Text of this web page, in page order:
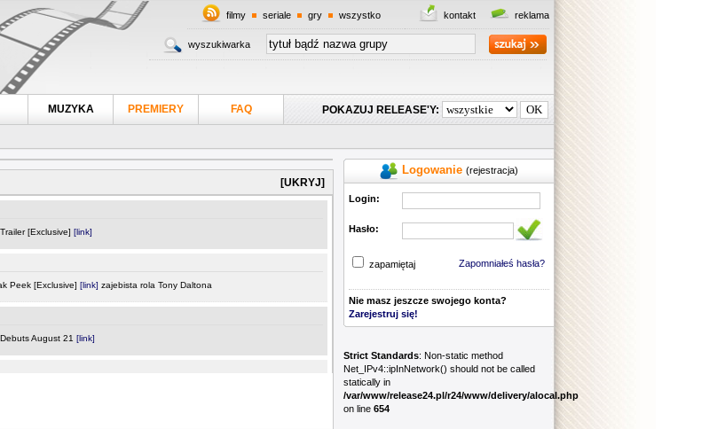
reklama
kontakt
filmy seriale gry wszystko
wyszukiwarka
POKAZUJ RELEASE'Y:
MUZYKA PREMIERY FAQ
Logowanie (rejestracja)
Login:
Hasło:
Zapomniałeś hasła?
zapamiętaj
Nie masz jeszcze swojego konta?
Zarejestruj się!
Strict Standards: Non-static method
Net_IPv4::ipInNetwork() should not be called
statically in
/var/www/release24.pl/r24/www/delivery/alocal.php
on line 654
[UKRYJ]